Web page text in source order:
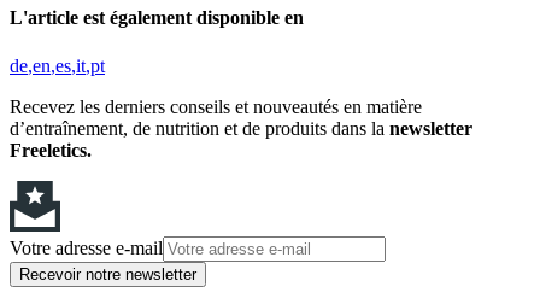
L'article est également disponible en
de en es it pt
Recevez les derniers conseils et nouveautés en matière
d’entraînement, de nutrition et de produits dans la newsletter
Freeletics.
Votre adresse e-mail
Recevoir notre newsletter